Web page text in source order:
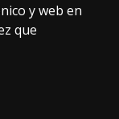
y web en
que